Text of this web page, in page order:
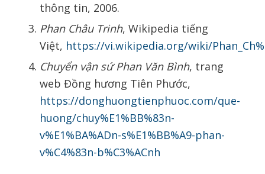
thông tin, 2006.
Phan Châu Trinh, Wikipedia tiếng
Việt, https://vi.wikipedia.org/wiki/
Chuyển vận sứ Phan Văn Bình, trang
web Đồng hương Tiên Phước,
https://donghuongtienphuoc.com/que-
huong/chuy%E1%BB%83n-
v%E1%BA%ADn-s%E1%BB%A9-phan-
v%C4%83n-b%C3%ACnh